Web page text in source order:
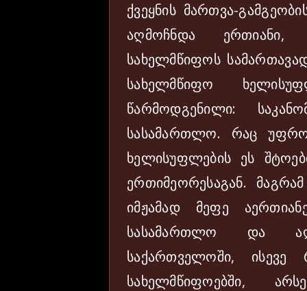
ქვეყნის მართვა-
აღმოჩნდა ერთიანი,
სახელმწიფოს
სახელმწიფო
წარმოდგენილი:
სასამართლო. რაც უფრო
ხელისუფლების ეს
ერთიმეორესაგან.
იმჟამად მეფე
სასამართლო და
საქართველოში, ისევე
სახელმწიფოებში,